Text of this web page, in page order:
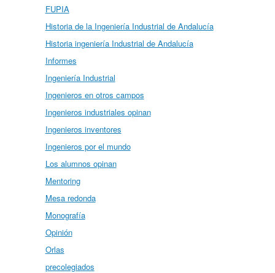
FUPIA
Historia de la Ingeniería Industrial de Andalucía
Historia ingeniería Industrial de Andalucía
Informes
Ingeniería Industrial
Ingenieros en otros campos
Ingenieros industriales opinan
Ingenieros inventores
Ingenieros por el mundo
Los alumnos opinan
Mentoring
Mesa redonda
Monografía
Opinión
Orlas
precolegiados